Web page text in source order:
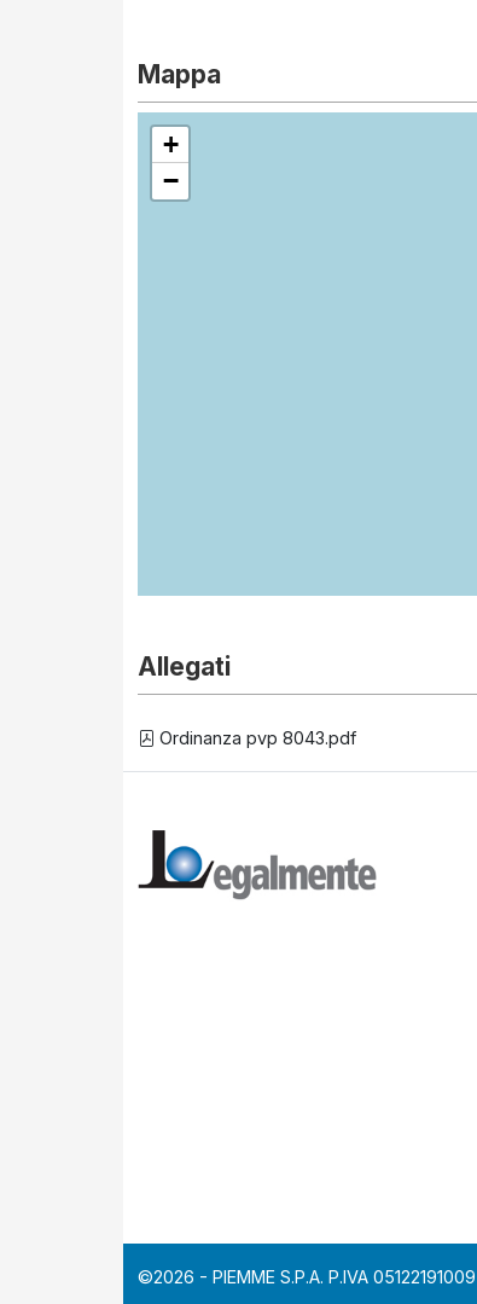
Mappa
+
−
Allegati
Ordinanza pvp 8043.pdf
©2026 - PIEMME S.P.A. P.IVA 05122191009